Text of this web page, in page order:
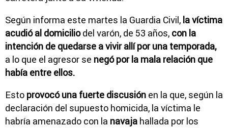
Según informa este martes la Guardia Civil, la víctima
acudió al domiciliodel varón, de 53 años, con la
intención de quedarse a vivir allí por una temporada,
a lo que el agresor se negó por la mala relación que
había entre ellos.
Esto provocó una fuerte discusión en la que, según la
declaración del supuesto homicida, la víctima le
habría amenazado con la navaja hallada por los